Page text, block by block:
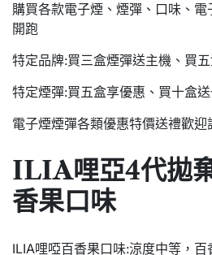
購買各款電子煙、煙彈、口味、
開跑
特定品牌:買三盒煙彈送主機、買
特定煙彈:買五盒享優惠、買十盒
電子煙煙彈各類優惠特價送禮歡迎
ILIA哩亞4代拋
香果口味
ILIA哩啞百香果口味:涼度中等，